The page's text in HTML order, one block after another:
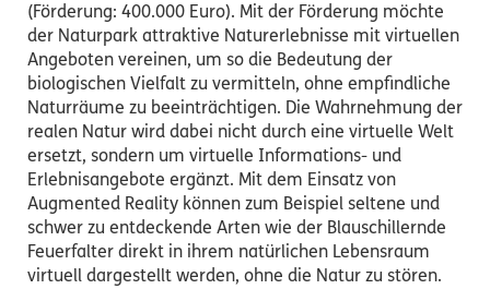
(Förderung: 400.000 Euro). Mit der Förderung möchte
der Naturpark attraktive Naturerlebnisse mit virtuellen
Angeboten vereinen, um so die Bedeutung der
biologischen Vielfalt zu vermitteln, ohne empfindliche
Naturräume zu beeinträchtigen. Die Wahrnehmung der
realen Natur wird dabei nicht durch eine virtuelle Welt
ersetzt, sondern um virtuelle Informations- und
Erlebnisangebote ergänzt. Mit dem Einsatz von
Augmented Reality können zum Beispiel seltene und
schwer zu entdeckende Arten wie der Blauschillernde
Feuerfalter direkt in ihrem natürlichen Lebensraum
virtuell dargestellt werden, ohne die Natur zu stören.